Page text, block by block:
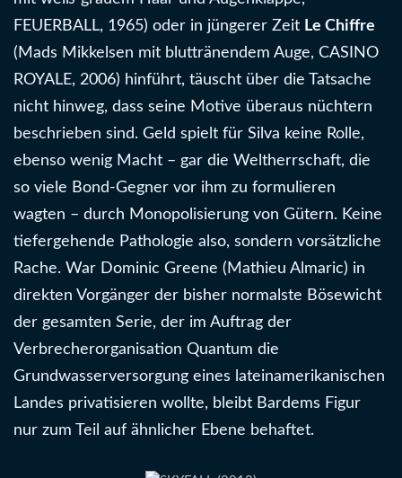
FEUERBALL, 1965) oder in jüngerer Zeit Le Chiffre
(Mads Mikkelsen mit bluttränendem Auge, CASINO
ROYALE, 2006) hinführt, täuscht über die Tatsache
nicht hinweg, dass seine Motive überaus nüchtern
beschrieben sind. Geld spielt für Silva keine Rolle,
ebenso wenig Macht – gar die Weltherrschaft, die
so viele Bond-Gegner vor ihm zu formulieren
wagten – durch Monopolisierung von Gütern. Keine
tiefergehende Pathologie also, sondern vorsätzliche
Rache. War Dominic Greene (Mathieu Almaric) in
direkten Vorgänger der bisher normalste Bösewicht
der gesamten Serie, der im Auftrag der
Verbrecherorganisation Quantum die
Grundwasserversorgung eines lateinamerikanischen
Landes privatisieren wollte, bleibt Bardems Figur
nur zum Teil auf ähnlicher Ebene behaftet.